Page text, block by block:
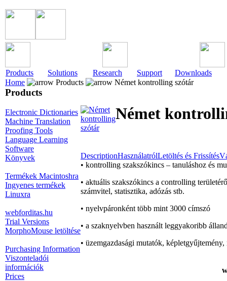
Products Solutions Research Support
Downloads
Home
Products Német kontrolling szótár
Products
Electronic Dictionaries
Machine Translation
Proofing Tools
Language Learning
Software
Könyvek
Termékek Macintoshra
Ingyenes termékek
Linuxra
webforditas.hu
Trial Versions
MorphoMouse letöltése
Purchasing Information
Viszonteladói
információk
Prices
Német
DescriptionHasználatrólLetöltés és Frissítés
• kontrolling szakszókincs – tanuláshoz és
• aktuális szakszókincs a controlling
számvitel, statisztika, adózás stb.
• nyelvpáronként több mint 3000 címszó
• a szaknyelvben használt leggyakoribb
• üzemgazdasági mutatók,